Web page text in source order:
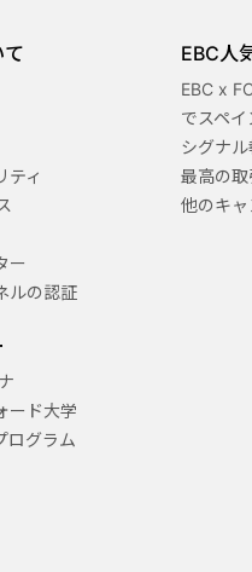
て
ティ
ー
ルの認証
ード大学
ログラム
EBC人
EBC x
でスペ
シグナ
最高の
他のキャ